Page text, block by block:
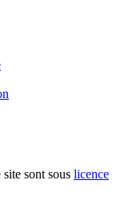
sont sous licence